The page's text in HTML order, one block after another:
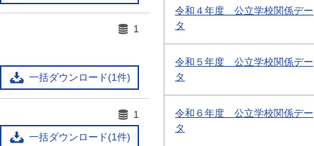
一括ダウンロード(1件)
1
一括ダウンロード(1件)
1
令和４年度 公立学校関係デー
タ
令和５年度 公立学校関係デー
タ
令和６年度 公立学校関係デー
タ